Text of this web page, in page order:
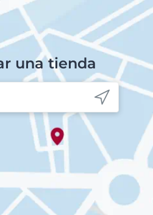
una tienda